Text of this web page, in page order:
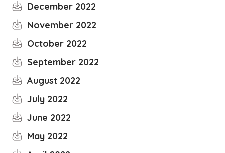
December 2022
November 2022
October 2022
September 2022
August 2022
July 2022
June 2022
May 2022